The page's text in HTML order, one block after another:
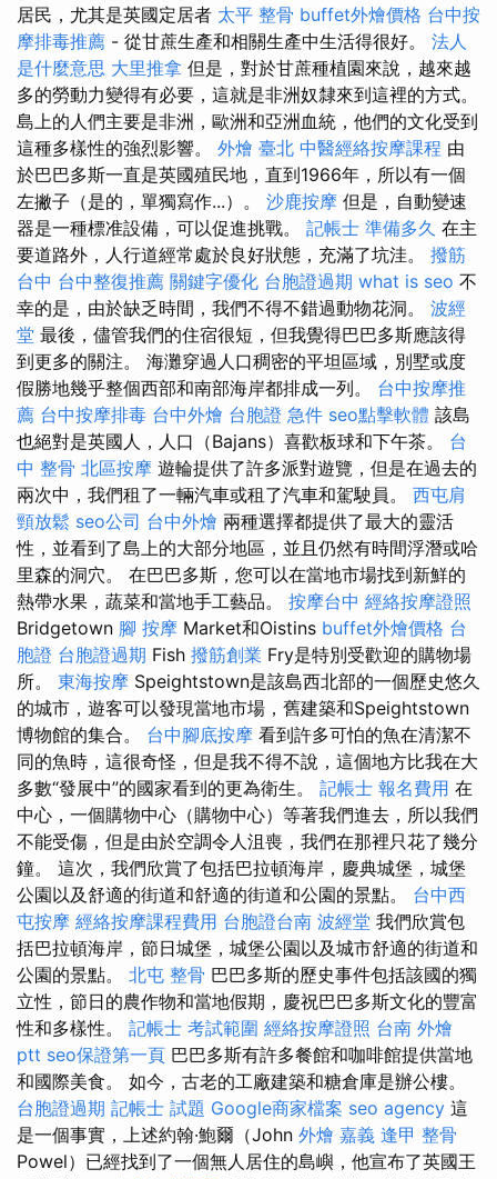
居民，尤其是英國定居者 太平 整骨 buffet外燴價格 台中按
摩排毒推薦 - 從甘蔗生產和相關生產中生活得很好。 法人
是什麼意思 大里推拿 但是，對於甘蔗種植園來說，越來越
多的勞動力變得有必要，這就是非洲奴隸來到這裡的方式。
島上的人們主要是非洲，歐洲和亞洲血統，他們的文化受到
這種多樣性的強烈影響。 外燴 臺北 中醫經絡按摩課程 由
於巴巴多斯一直是英國殖民地，直到1966年，所以有一個
左撇子（是的，單獨寫作...）。 沙鹿按摩 但是，自動變速
器是一種標准設備，可以促進挑戰。 記帳士 準備多久 在主
要道路外，人行道經常處於良好狀態，充滿了坑洼。 撥筋
台中 台中整復推薦 關鍵字優化 台胞證過期 what is seo 不
幸的是，由於缺乏時間，我們不得不錯過動物花洞。 波經
堂 最後，儘管我們的住宿很短，但我覺得巴巴多斯應該得
到更多的關注。 海灘穿過人口稠密的平坦區域，別墅或度
假勝地幾乎整個西部和南部海岸都排成一列。 台中按摩推
薦 台中按摩排毒 台中外燴 台胞證 急件 seo點擊軟體 該島
也絕對是英國人，人口（Bajans）喜歡板球和下午茶。 台
中 整骨 北區按摩 遊輪提供了許多派對遊覽，但是在過去的
兩次中，我們租了一輛汽車或租了汽車和駕駛員。 西屯肩
頸放鬆 seo公司 台中外燴 兩種選擇都提供了最大的靈活
性，並看到了島上的大部分地區，並且仍然有時間浮潛或哈
里森的洞穴。 在巴巴多斯，您可以在當地市場找到新鮮的
熱帶水果，蔬菜和當地手工藝品。 按摩台中 經絡按摩證照
Bridgetown 腳 按摩 Market和Oistins buffet外燴價格 台
胞證 台胞證過期 Fish 撥筋創業 Fry是特別受歡迎的購物場
所。 東海按摩 Speightstown是該島西北部的一個歷史悠久
的城市，遊客可以發現當地市場，舊建築和Speightstown
博物館的集合。 台中腳底按摩 看到許多可怕的魚在清潔不
同的魚時，這很奇怪，但是我不得不說，這個地方比我在大
多數“發展中”的國家看到的更為衛生。 記帳士 報名費用 在
中心，一個購物中心（購物中心）等著我們進去，所以我們
不能受傷，但是由於空調令人沮喪，我們在那裡只花了幾分
鐘。 這次，我們欣賞了包括巴拉頓海岸，慶典城堡，城堡
公園以及舒適的街道和舒適的街道和公園的景點。 台中西
屯按摩 經絡按摩課程費用 台胞證台南 波經堂 我們欣賞包
括巴拉頓海岸，節日城堡，城堡公園以及城市舒適的街道和
公園的景點。 北屯 整骨 巴巴多斯的歷史事件包括該國的獨
立性，節日的農作物和當地假期，慶祝巴巴多斯文化的豐富
性和多樣性。 記帳士 考試範圍 經絡按摩證照 台南 外燴
ptt seo保證第一頁 巴巴多斯有許多餐館和咖啡館提供當地
和國際美食。 如今，古老的工廠建築和糖倉庫是辦公樓。
台胞證過期 記帳士 試題 Google商家檔案 seo agency 這
是一個事實，上述約翰·鮑爾（John 外燴 嘉義 逢甲 整骨
Powel）已經找到了一個無人居住的島嶼，他宣布了英國王